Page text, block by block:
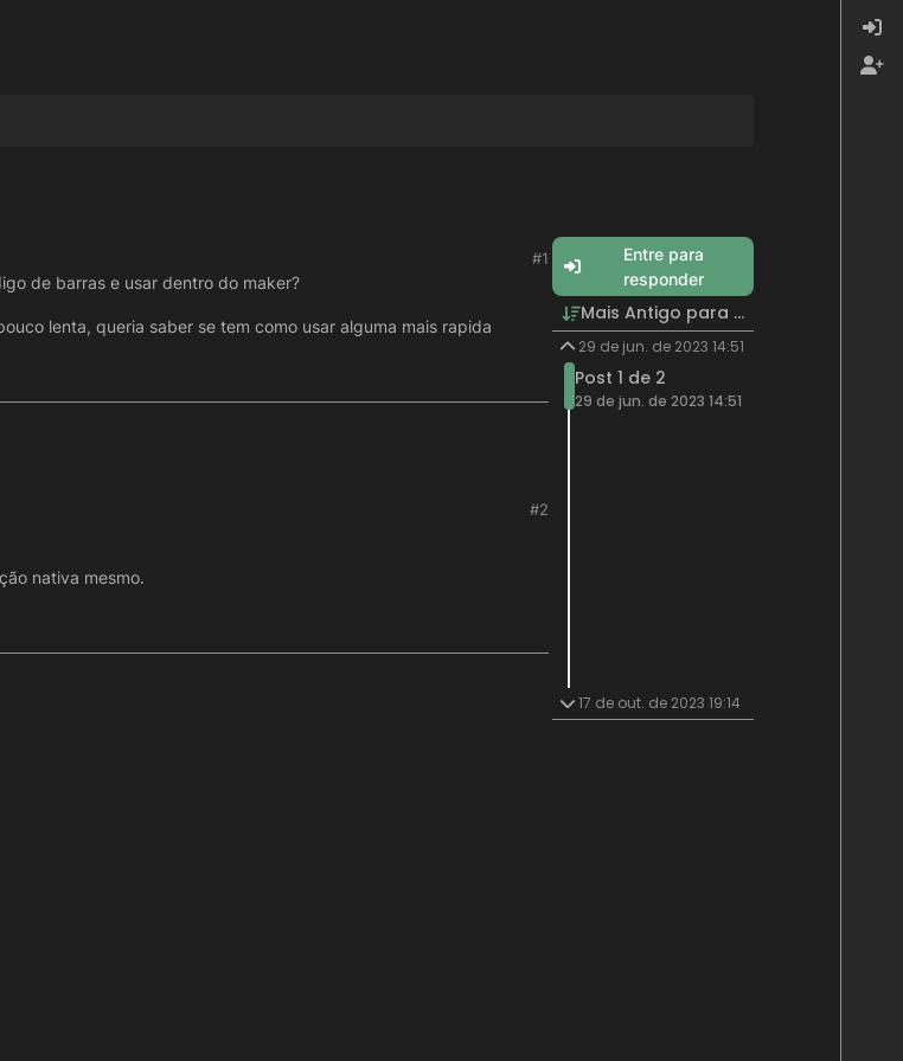
#1
de barras e usar dentro do maker?
lenta, queria saber se tem como usar alguma mais rapida
#2
nativa mesmo.
Entre para
responder
Mais Antigo para Mais Recente
29 de jun. de 2023 14:51
Post 1 de 2
29 de jun. de 2023 14:51
17 de out. de 2023 19:14